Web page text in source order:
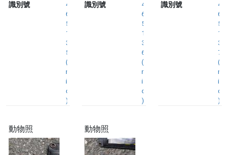
識別號
4
6
5
1
3
5
(
n
i
d
)
識別號
4
6
5
1
3
6
(
n
i
d
)
識別號
4
6
5
1
3
7
(
n
i
d
)
動物照 動物照